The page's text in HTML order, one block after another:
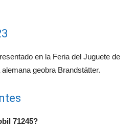
en la Feria del Juguete de
geobra Brandstätter.
71245?